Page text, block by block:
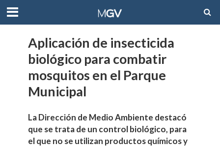
Aplicación de insecticida
biológico para combatir
mosquitos en el Parque
Municipal
La Dirección de Medio Ambiente destacó
que se trata de un control biológico, para
el que no se utilizan productos químicos y